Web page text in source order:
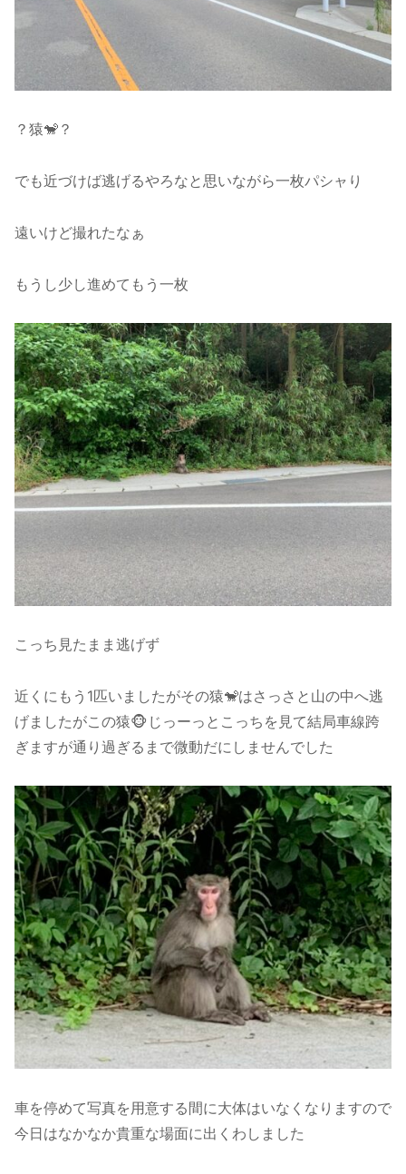
？猿🐒？
でも近づけば逃げるやろなと思いながら一枚パシャり
遠いけど撮れたなぁ
もうし少し進めてもう一枚
こっち見たまま逃げず
近くにもう1匹いましたがその猿🐒はさっさと山の中へ逃
げましたがこの猿🐵じっーっとこっちを見て結局車線跨
ぎますが通り過ぎるまで微動だにしませんでした
車を停めて写真を用意する間に大体はいなくなりますので
今日はなかなか貴重な場面に出くわしました